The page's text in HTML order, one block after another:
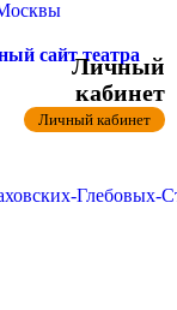
сайт театра
Личный
кабинет
Личный кабинет